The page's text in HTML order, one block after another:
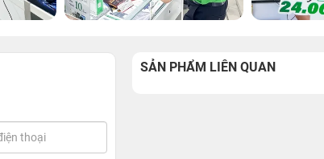
SẢN PHẨM LIÊN QUAN